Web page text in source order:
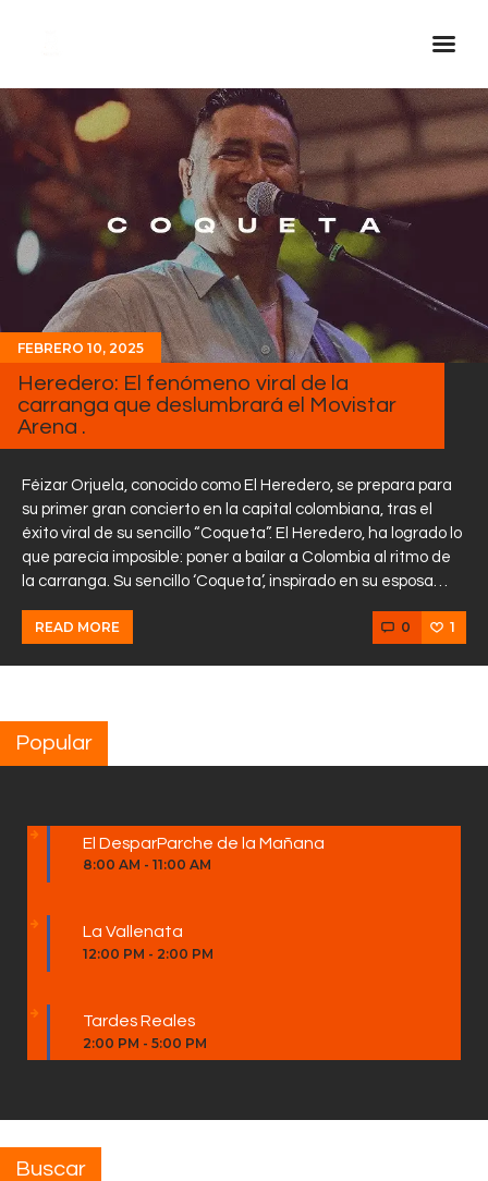
Inicio Real FM
Streaming
En Vivo
Descarga La APP
Programas
Noticias
Equipo
Sobre Nosotros
FEBRERO 10, 2025
Heredero: El fenómeno viral de la
carranga que deslumbrará el Movistar
Arena .
Féizar Orjuela, conocido como El Heredero, se prepara para
su primer gran concierto en la capital colombiana, tras el
éxito viral de su sencillo “Coqueta”. El Heredero, ha logrado lo
que parecía imposible: poner a bailar a Colombia al ritmo de
la carranga. Su sencillo ‘Coqueta’, inspirado en su esposa…
READ MORE 0 1
Popular
El DesparParche de la Mañana
8:00 AM - 11:00 AM
La Vallenata
12:00 PM - 2:00 PM
Tardes Reales
2:00 PM - 5:00 PM
Buscar